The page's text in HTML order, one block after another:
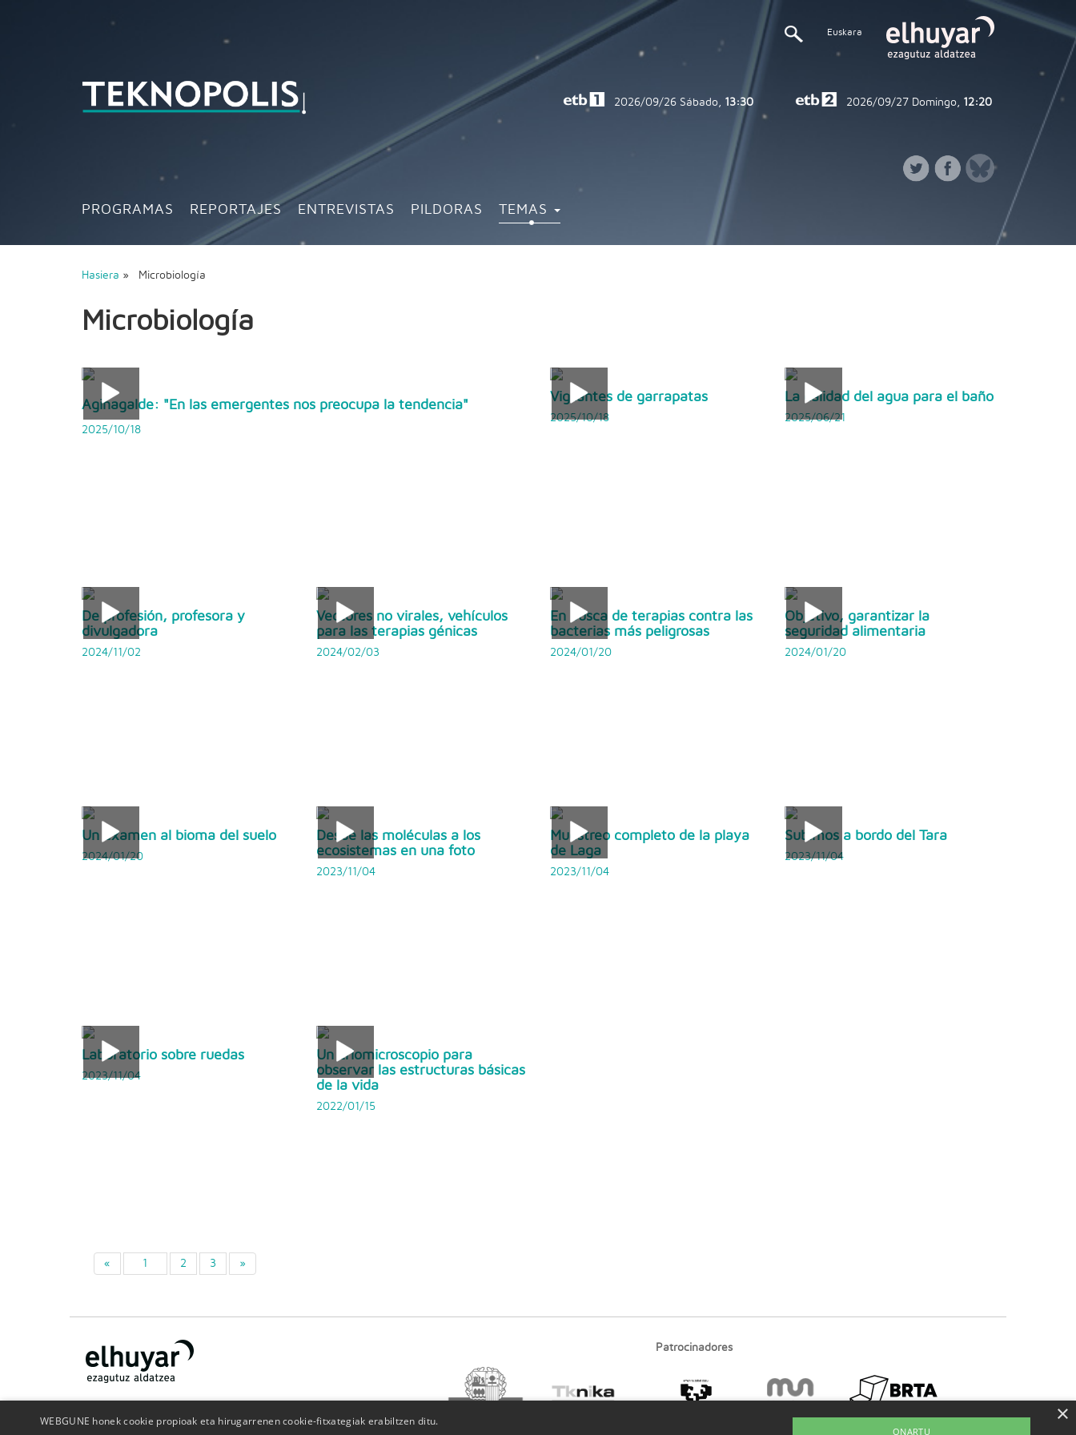
Euskara
PROGRAMAS REPORTAJES ENTREVISTAS PILDORAS TEMAS
2026/09/26 Sábado, 13:30 2026/09/27 Domingo, 12:20
Hasiera » Microbiología
Microbiología
Aginagalde: "En las emergentes nos preocupa la tendencia"
2025/10/18
Vigilantes de garrapatas
2025/10/18
La calidad del agua para el baño
2025/06/21
De profesión, profesora y
divulgadora
2024/11/02
Vectores no virales, vehículos
para las terapias génicas
2024/02/03
En busca de terapias contra las
bacterias más peligrosas
2024/01/20
Objetivo, garantizar la
seguridad alimentaria
2024/01/20
Un examen al bioma del suelo
2024/01/20
Desde las moléculas a los
ecosistemas en una foto
2023/11/04
Muestreo completo de la playa
de Laga
2023/11/04
Subimos a bordo del Tara
2023/11/04
Laboratorio sobre ruedas
2023/11/04
Un criomicroscopio para
observar las estructuras básicas
de la vida
2022/01/15
« 1 2 3 »
¿Quiénes somos? Contacto Publicidad Politica de
Patrocinadores
WEBGUNE honek cookie propioak eta hirugarrenen cookie-fitxategiak erabiltzen ditu.
ONARTU
×